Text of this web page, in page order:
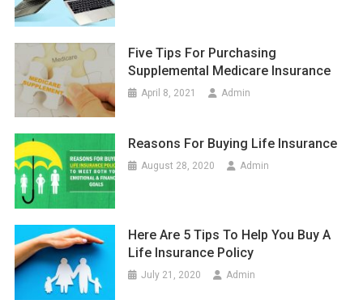
Five Tips For Purchasing
Supplemental Medicare Insurance
April 8, 2021 Admin
Reasons For Buying Life Insurance
August 28, 2020 Admin
Here Are 5 Tips To Help You Buy A
Life Insurance Policy
July 21, 2020 Admin